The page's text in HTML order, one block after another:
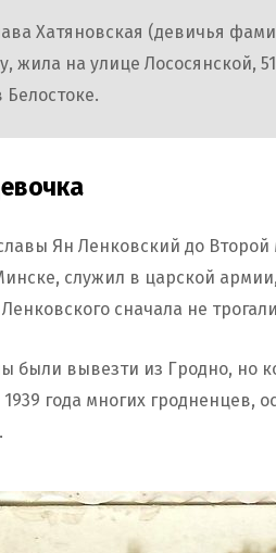
Хатяновская (девичья
жила на улице Лососянcкой,
Ян Ленковский до
служил в царской
Ленковского сначала не
были вывезти из Гродно, но
года многих гродненцев,